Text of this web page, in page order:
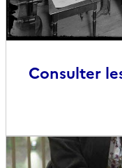
Consulter